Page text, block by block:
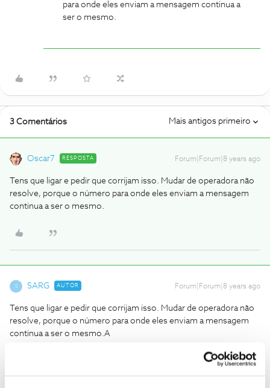
para onde eles enviam a mensagem continua a
ser o mesmo.
3 Comentários Mais antigos primeiro
Oscar7 RESPOSTA Forum|Forum|8 years ago
Tens que ligar e pedir que corrijam isso. Mudar de operadora não
resolve, porque o número para onde eles enviam a mensagem
continua a ser o mesmo.
S SARG AUTOR Forum|Forum|8 years ago
Tens que ligar e pedir que corrijam isso. Mudar de operadora não
resolve, porque o número para onde eles enviam a mensagem
continua a ser o mesmo.A